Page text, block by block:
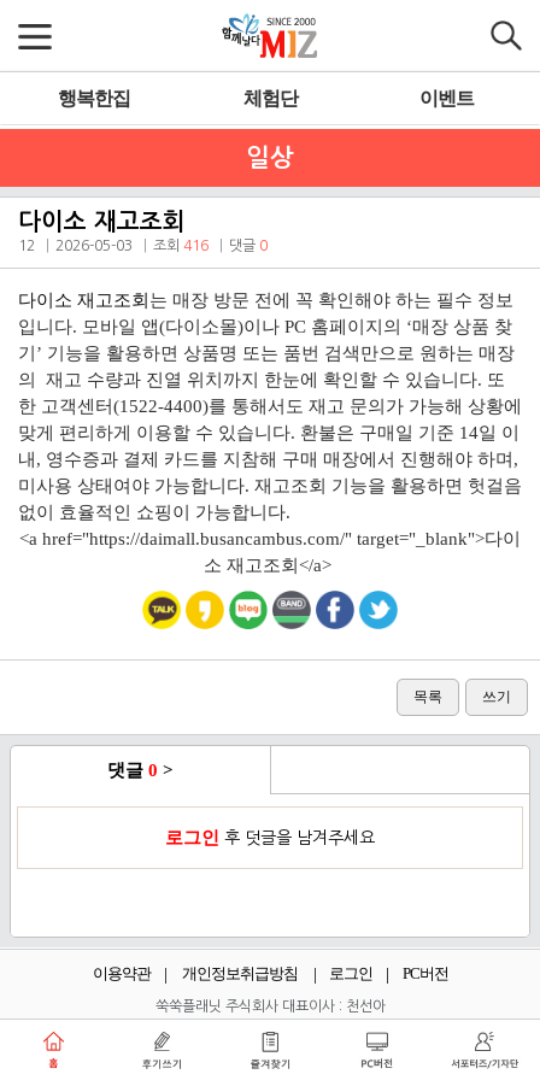
행복한집 체험단 이벤트
일상
다이소 재고조회
12 2026-05-03 조회 416 댓글 0
다이소 재고조회 는 매장 방문 전에 꼭 확인해야 하는 필수 정보
입니다. 모바일 앱(다이소몰)이나 PC 홈페이지의 ‘매장 상품 찾
기’ 기능을 활용하면 상품명 또는 품번 검색만으로 원하는 매장
의 재고 수량과 진열 위치까지 한눈에 확인할 수 있습니다. 또
한 고객센터(1522-4400)를 통해서도 재고 문의가 가능해 상황에
맞게 편리하게 이용할 수 있습니다. 환불은 구매일 기준 14일 이
내, 영수증과 결제 카드를 지참해 구매 매장에서 진행해야 하며,
미사용 상태여야 가능합니다. 재고조회 기능을 활용하면 헛걸음
없이 효율적인 쇼핑이 가능합니다.
<a href="https://daimall.busancambus.com/" target="_blank">다이
소 재고조회</a>
목록 쓰기
댓글 0 >
로그인 후 덧글을 남겨주세요
이용약관 개인정보취급방침 로그인 PC버전
쑥쑥플래닛 주식회사 대표이사 : 천선아
복합문화센터 206호 (상도동, 상도2차두산위브트레지움아파트)
angel8467@gmail.com